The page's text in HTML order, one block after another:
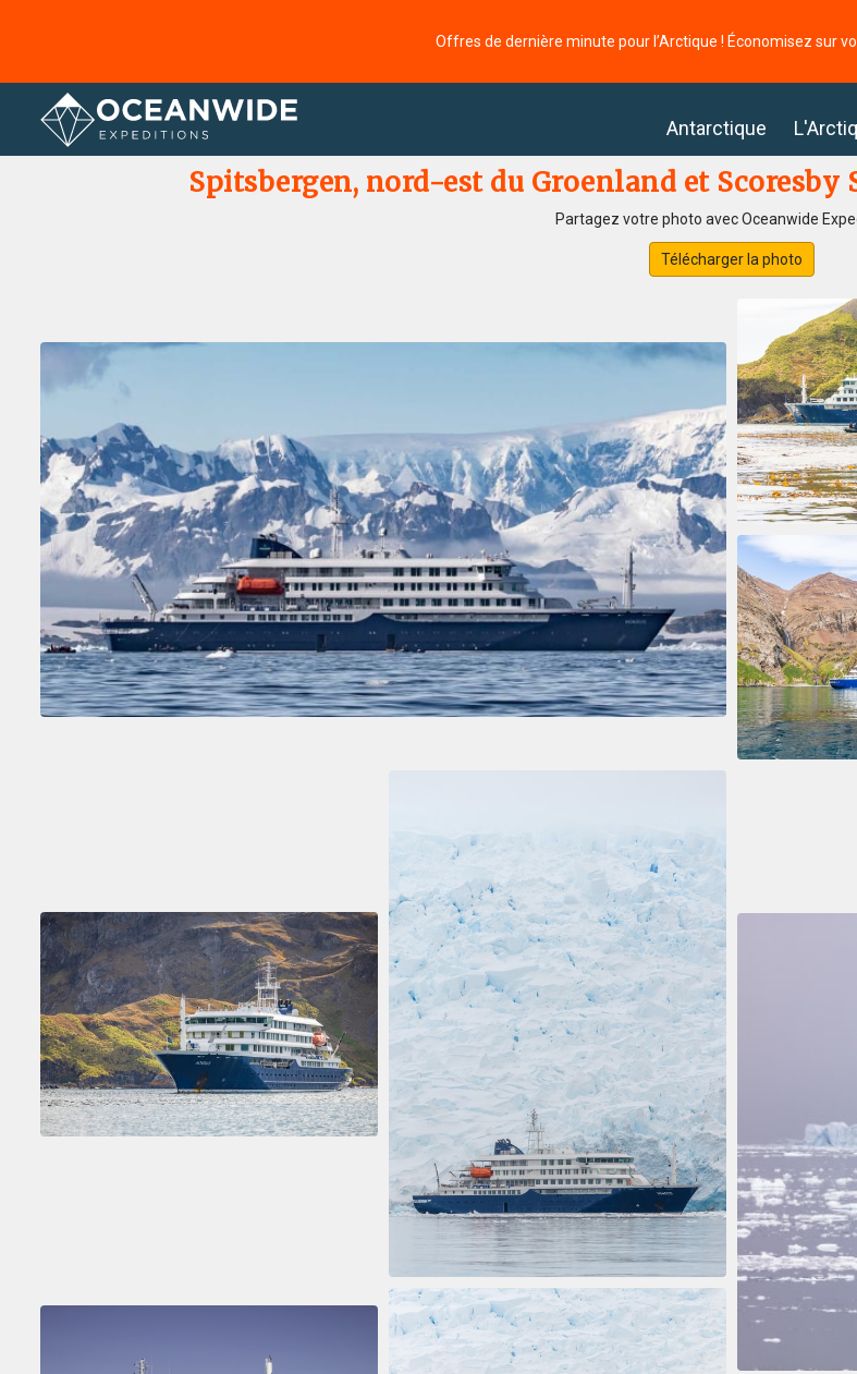
Offres de dernière minute pour l’Arctique ! Économisez sur
Antarctique
Accueil Galerie de photos
Spitsbergen, nord-est du Groenland et Scoresby
Partagez votre photo avec Oceanwide
Télécharger la photo